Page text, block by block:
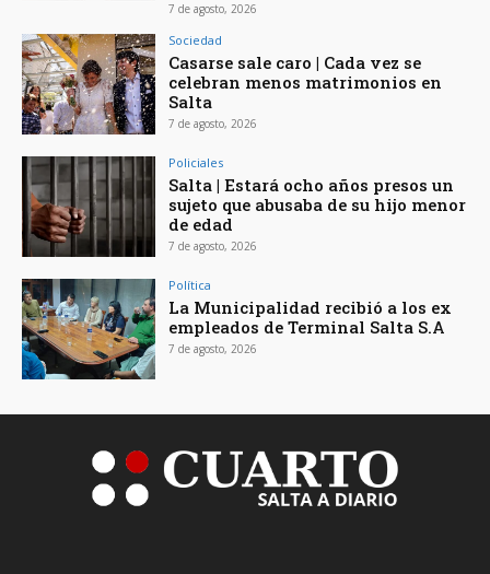
7 de agosto, 2026
Sociedad
Casarse sale caro | Cada vez se
celebran menos matrimonios en
Salta
7 de agosto, 2026
Policiales
Salta | Estará ocho años presos un
sujeto que abusaba de su hijo menor
de edad
7 de agosto, 2026
Política
La Municipalidad recibió a los ex
empleados de Terminal Salta S.A
7 de agosto, 2026